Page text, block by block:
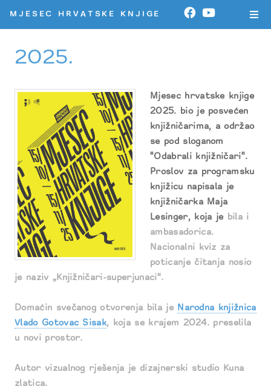
MJESEC HRVATSKE KNJIGE
2025.
Mjesec hrvatske knjige
2025. bio je posvećen
knjižničarima, a održao
se pod sloganom
"Odabrali knjižničari".
Proslov za programsku
knjižicu napisala je
knjižničarka Maja
Lesinger, koja je bila i
ambasadorica.
Nacionalni kviz za
poticanje čitanja nosio
je naziv „Knjižničari-superjunaci“.
Domaćin svečanog otvorenja bila je Narodna knjižnica
Vlado Gotovac Sisak, koja se krajem 2024. preselila
u novi prostor.
Autor vizualnog rješenja je dizajnerski studio Kuna
zlatica.